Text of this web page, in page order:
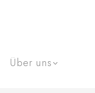
Über uns